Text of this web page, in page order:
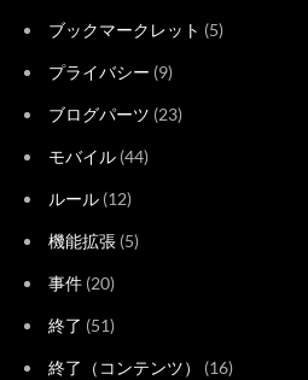
ブックマークレット (5)
プライバシー (9)
ブログパーツ (23)
モバイル (44)
ルール (12)
機能拡張 (5)
事件 (20)
終了 (51)
終了（コンテンツ） (16)